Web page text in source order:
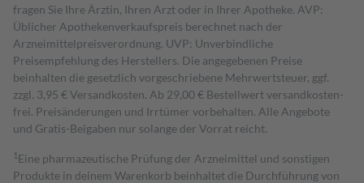
fragen Sie Ihre Ärztin, Ihren Arzt oder in Ihrer Apotheke. AVP:
Üblicher Apothekenverkaufspreis berechnet nach der
Arzneimittelpreisverordnung. UVP: Unverbindliche
Preisempfehlung des Herstellers. Die angegebenen Preise
beinhalten die gesetzlich vorgeschriebene Mehrwertsteuer, ggf.
zzgl. 3,95 € Versandkosten. Ab 29,00 € Bestell­wert versand­kosten­
frei. Preisänderungen und Irrtümer vorbehalten. Alle Angebote
und Gratis-Beigaben nur solange der Vorrat reicht.
1 Eine pharmazeutische Prüfung der Arzneimittel und sonstigen
Produkte in deinem Warenkorb beinhaltet die Durchführung von